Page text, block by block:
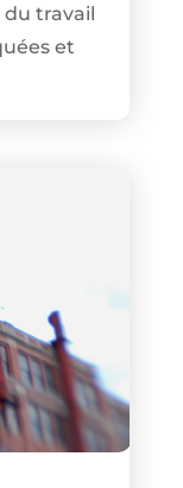
du travail
et